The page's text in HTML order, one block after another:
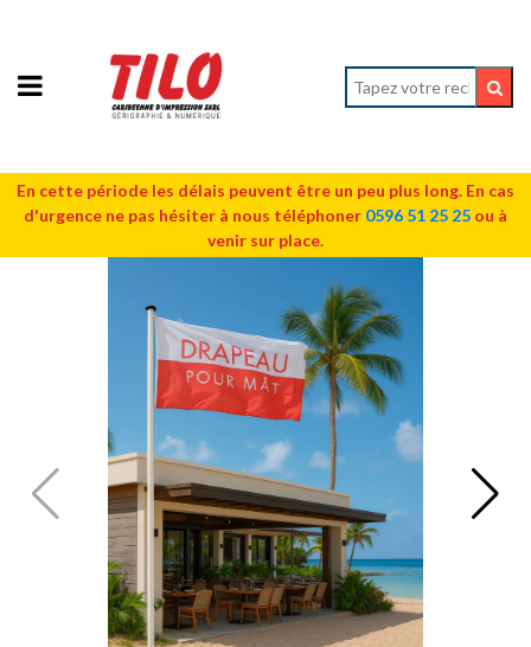
En cette période les délais peuvent être un peu plus long. En cas
d'urgence ne pas hésiter à nous téléphoner 0596 51 25 25 ou à
venir sur place.